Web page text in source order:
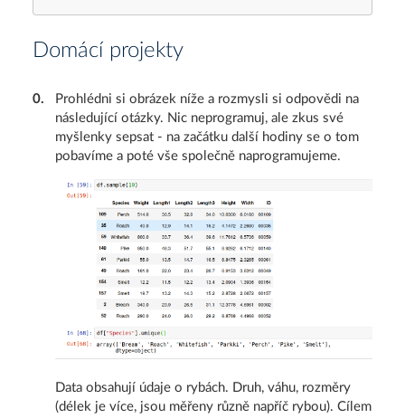
Domácí projekty
0.
Prohlédni si obrázek níže a rozmysli si odpovědi na
následující otázky. Nic neprogramuj, ale zkus své
myšlenky sepsat - na začátku další hodiny se o tom
pobavíme a poté vše společně naprogramujeme.
Data obsahují údaje o rybách. Druh, váhu, rozměry
(délek je více, jsou měřeny různě napříč rybou). Cílem